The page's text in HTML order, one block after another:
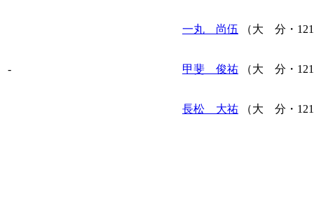
-
一丸 尚伍 （大 分・
甲斐 俊祐 （大 分・
長松 大祐 （大 分・